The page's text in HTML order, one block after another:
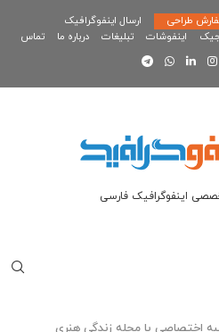
طراحی
ارسال اینفوگرافیک
اینفوشات تبلیغات درباره ما تماس
اینفوگرافیک فارسی
اختصاصی با مجله زندگی هنری